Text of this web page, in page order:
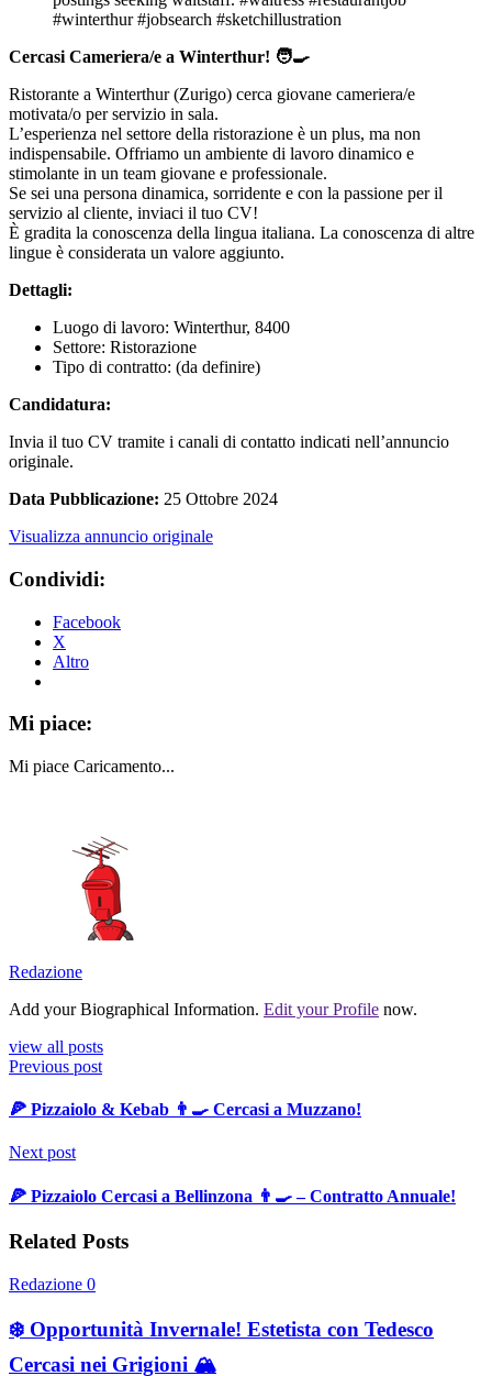
Cercasi Cameriera/e a Winterthur! 🧑‍🍳
Ristorante a Winterthur (Zurigo) cerca giovane cameriera/e
motivata/o per servizio in sala.
L’esperienza nel settore della ristorazione è un plus, ma non
indispensabile. Offriamo un ambiente di lavoro dinamico e
stimolante in un team giovane e professionale.
Se sei una persona dinamica, sorridente e con la passione per il
servizio al cliente, inviaci il tuo CV!
È gradita la conoscenza della lingua italiana. La conoscenza di altre
lingue è considerata un valore aggiunto.
Dettagli:
Luogo di lavoro: Winterthur, 8400
Settore: Ristorazione
Tipo di contratto: (da definire)
Candidatura:
Invia il tuo CV tramite i canali di contatto indicati nell’annuncio
originale.
Data Pubblicazione: 25 Ottobre 2024
Visualizza annuncio originale
Condividi:
Facebook
X
Altro
Mi piace:
Mi piace Caricamento...
Redazione
Add your Biographical Information. Edit your Profile now.
view all posts
Previous post
🍕 Pizzaiolo & Kebab 👨‍🍳 Cercasi a Muzzano!
Next post
🍕 Pizzaiolo Cercasi a Bellinzona 👨‍🍳 – Contratto Annuale!
Related Posts
Redazione 0
❄️ Opportunità Invernale! Estetista con Tedesco
Cercasi nei Grigioni 🏔️